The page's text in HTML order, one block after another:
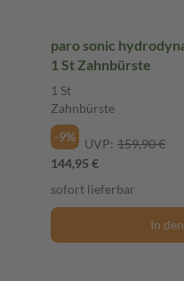
paro sonic
1 St Zahnbürste
1 St
Zahnbürste
-9%
UVP: 159,90 €
144,95 €
sofort lieferbar
In